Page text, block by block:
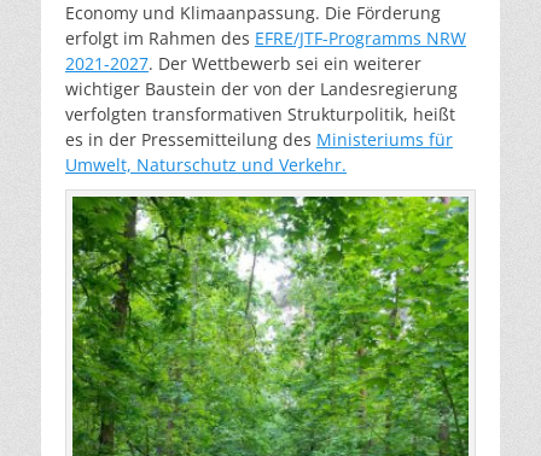
Economy und Klimaanpassung. Die Förderung
erfolgt im Rahmen des EFRE/JTF-Programms NRW
2021-2027. Der Wettbewerb sei ein weiterer
wichtiger Baustein der von der Landesregierung
verfolgten transformativen Strukturpolitik, heißt
es in der Pressemitteilung des Ministeriums für
Umwelt, Naturschutz und Verkehr.